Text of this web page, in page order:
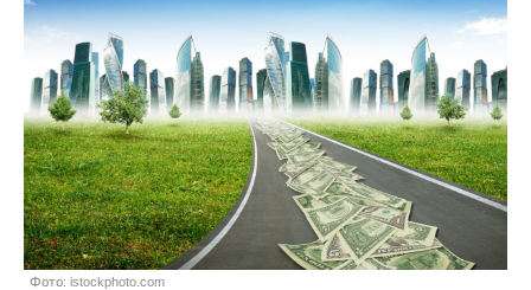
Фото: istockphoto.com